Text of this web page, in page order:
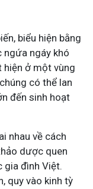
biểu hiện bằng
ngáy khó
hiện ở một vùng
có thể lan
đến sinh hoạt
nhau về cách
dược quen
gia đình Việt.
quy vào kinh tỳ